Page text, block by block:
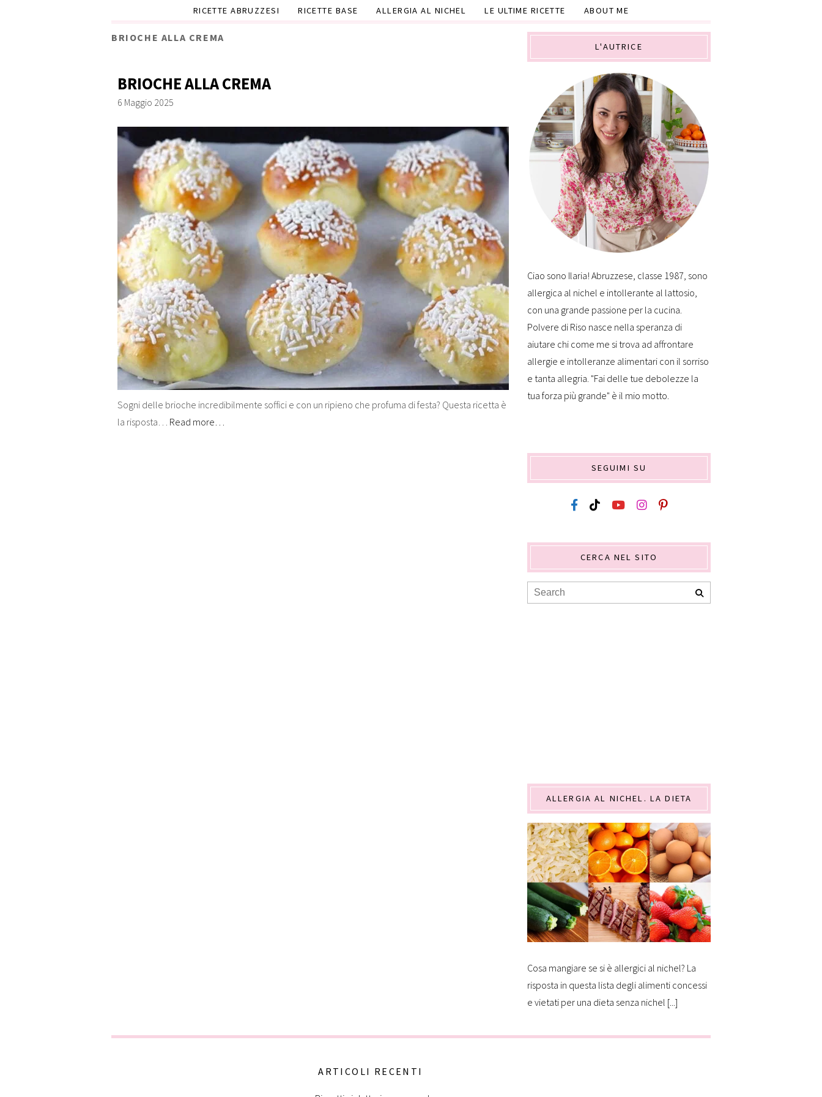
RICETTE ABRUZZESI
RICETTE BASE ALLERGIA AL NICHEL LE ULTIME RICETTE ABOUT ME
BRIOCHE ALLA CREMA
BRIOCHE ALLA CREMA
6 Maggio 2025
Sogni delle brioche incredibilmente soffici e con un ripieno che profuma di festa? Questa ricetta è
la risposta… Read more…
L'AUTRICE
Ciao sono Ilaria! Abruzzese, classe 1987, sono
allergica al nichel e intollerante al lattosio,
con una grande passione per la cucina.
Polvere di Riso nasce nella speranza di
aiutare chi come me si trova ad affrontare
allergie e intolleranze alimentari con il sorriso
e tanta allegria. "Fai delle tue debolezze la
tua forza più grande" è il mio motto.
SEGUIMI SU
CERCA NEL SITO
ALLERGIA AL NICHEL. LA DIETA
Cosa mangiare se si è allergici al nichel? La
risposta in questa lista degli alimenti concessi
e vietati per una dieta senza nichel [...]
ARTICOLI RECENTI